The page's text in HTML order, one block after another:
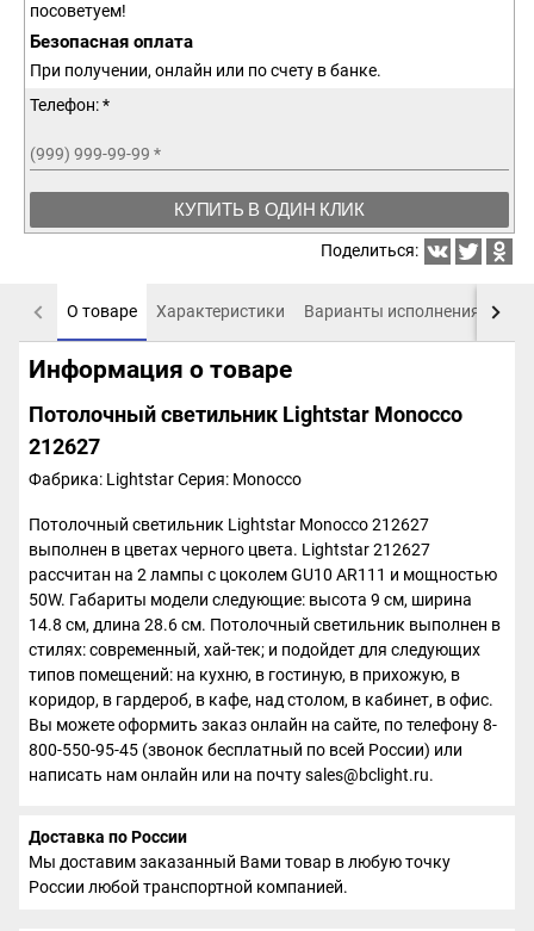
посоветуем!
Безопасная оплата
При получении, онлайн или по счету в банке.
Телефон: *
(999) 999-99-99 *
КУПИТЬ В ОДИН КЛИК
Поделиться:
О товаре Характеристики Варианты исполнения
Информация о товаре
Потолочный светильник Lightstar Monocco
212627
Фабрика: LightstarСерия: Monocco
Потолочный светильник Lightstar Monocco 212627
выполнен в цветах черного цвета. Lightstar 212627
рассчитан на 2 лампы с цоколем GU10 AR111 и мощностью
50W. Габариты модели следующие: высота 9 см, ширина
14.8 см, длина 28.6 см. Потолочный светильник выполнен в
стилях: современный, хай-тек; и подойдет для следующих
типов помещений: на кухню, в гостиную, в прихожую, в
коридор, в гардероб, в кафе, над столом, в кабинет, в офис.
Вы можете оформить заказ онлайн на сайте, по телефону 8-
800-550-95-45 (звонок бесплатный по всей России) или
написать нам онлайн или на почту sales@bclight.ru.
Доставка по России
Мы доставим заказанный Вами товар в любую точку
России любой транспортной компанией.